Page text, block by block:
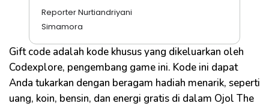
Reporter Nurtiandriyani
Simamora
Gift code adalah kode khusus yang dikeluarkan oleh
Codexplore, pengembang game ini. Kode ini dapat
Anda tukarkan dengan beragam hadiah menarik, seperti
uang, koin, bensin, dan energi gratis di dalam Ojol The